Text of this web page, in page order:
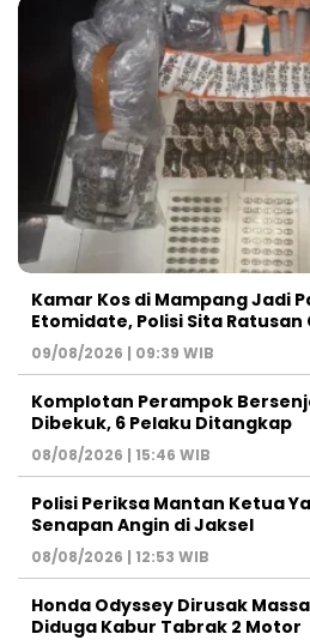
Kamar Kos di Mampang Jadi
Etomidate, Polisi Sita
09/08/2026 | 09:39 WIB
Komplotan Perampok
Dibekuk, 6 Pelaku Ditangkap
08/08/2026 | 15:46 WIB
Polisi Periksa Mantan Ketua
Senapan Angin di Jaksel
08/08/2026 | 12:53 WIB
Honda Odyssey Dirusak
Diduga Kabur Tabrak 2 Motor